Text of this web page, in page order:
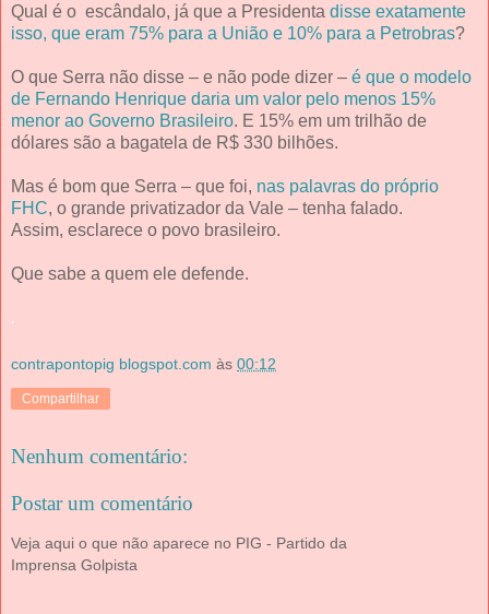
Qual é o escândalo, já que a Presidenta disse exatamente
isso, que eram 75% para a União e 10% para a Petrobras?
O que Serra não disse – e não pode dizer – é que o modelo
de Fernando Henrique daria um valor pelo menos 15%
menor ao Governo Brasileiro. E 15% em um trilhão de
dólares são a bagatela de R$ 330 bilhões.
Mas é bom que Serra – que foi, nas palavras do próprio
FHC, o grande privatizador da Vale – tenha falado.
Assim, esclarece o povo brasileiro.
Que sabe a quem ele defende.
.
contrapontopig blogspot.com às 00:12
Compartilhar
Nenhum comentário:
Postar um comentário
Veja aqui o que não aparece no PIG - Partido da
Imprensa Golpista